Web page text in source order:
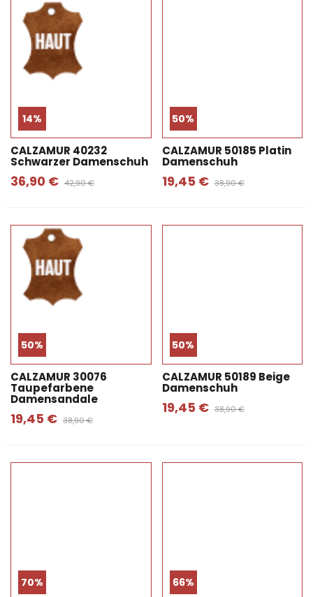
14%
CALZAMUR 40232
Schwarzer Damenschuh
36,90 € 42,90 €
50%
CALZAMUR 50185 Platin
Damenschuh
19,45 € 38,90 €
50%
CALZAMUR 30076
Taupefarbene
Damensandale
19,45 € 38,90 €
50%
CALZAMUR 50189 Beige
Damenschuh
19,45 € 38,90 €
70% 66%